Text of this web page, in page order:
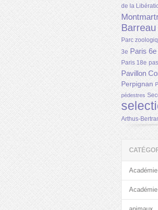
de la
Parc
3e Paris 6e
Paris 18e
Pavillon
Perpignan
pédestres
Arthus-